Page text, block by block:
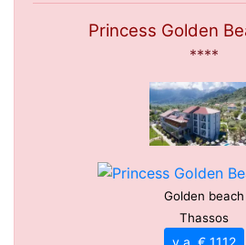
Princess Golden
****
Golden beach
Thassos
v.a. € 1112